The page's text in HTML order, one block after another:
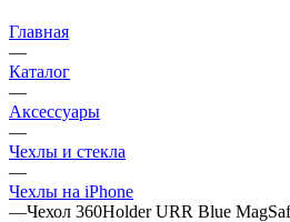
Главная
—
Каталог
—
Аксессуары
—
Чехлы и стекла
—
Чехлы на iPhone
—Чехол 360Holder URR Blue